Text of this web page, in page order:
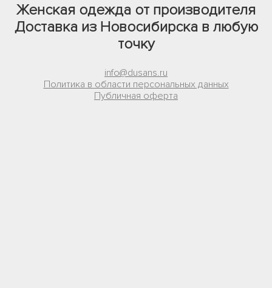
Женская одежда от производителя
Доставка из Новосибирска в любую
точку
info@dusans.ru
Политика в области персональных данных
Публичная оферта